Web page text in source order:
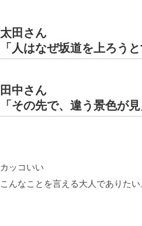
太田さん
「人はなぜ坂道を上ろう
田中さん
「その先で、違う景色が
カッコいい
こんなことを言える大人でありたい